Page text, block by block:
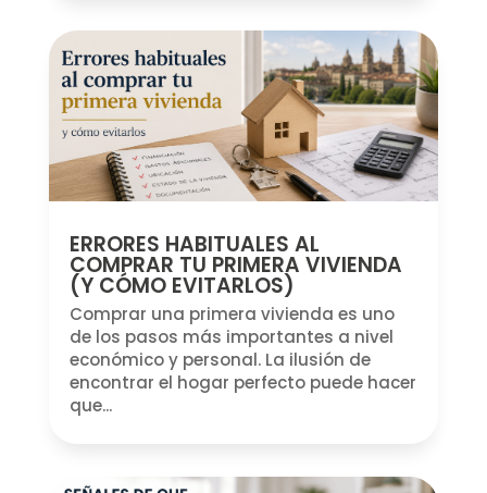
ERRORES HABITUALES AL
COMPRAR TU PRIMERA VIVIENDA
(Y CÓMO EVITARLOS)
Comprar una primera vivienda es uno
de los pasos más importantes a nivel
económico y personal. La ilusión de
encontrar el hogar perfecto puede hacer
que...